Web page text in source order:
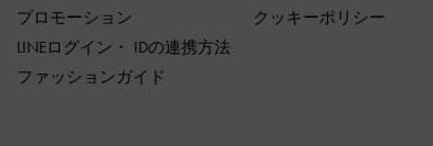
プロモーション
LINEログイン・ IDの連携方法
ファッションガイド
クッキーポリシー